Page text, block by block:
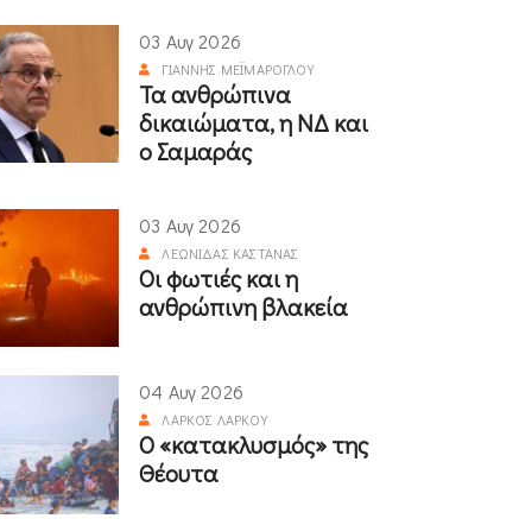
03 Αυγ 2026
ΓΙΆΝΝΗΣ ΜΕΪΜΆΡΟΓΛΟΥ
Τα ανθρώπινα
δικαιώματα, η ΝΔ και
ο Σαμαράς
03 Αυγ 2026
ΛΕΩΝΊΔΑΣ ΚΑΣΤΑΝΆΣ
Οι φωτιές και η
ανθρώπινη βλακεία
04 Αυγ 2026
ΛΆΡΚΟΣ ΛΆΡΚΟΥ
Ο «κατακλυσμός» της
Θέουτα